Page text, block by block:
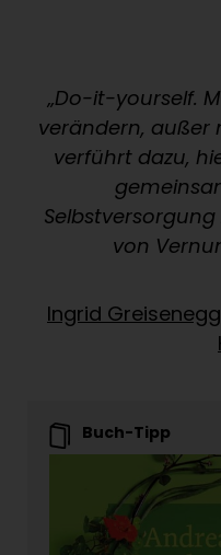
„Do-it-yourself.
verändern, außer
verführt dazu,
von
Ingrid
Buch-Tipp